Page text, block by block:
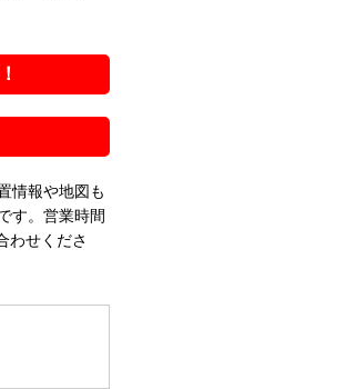
情報や地図も
す。営業時間
わせくださ